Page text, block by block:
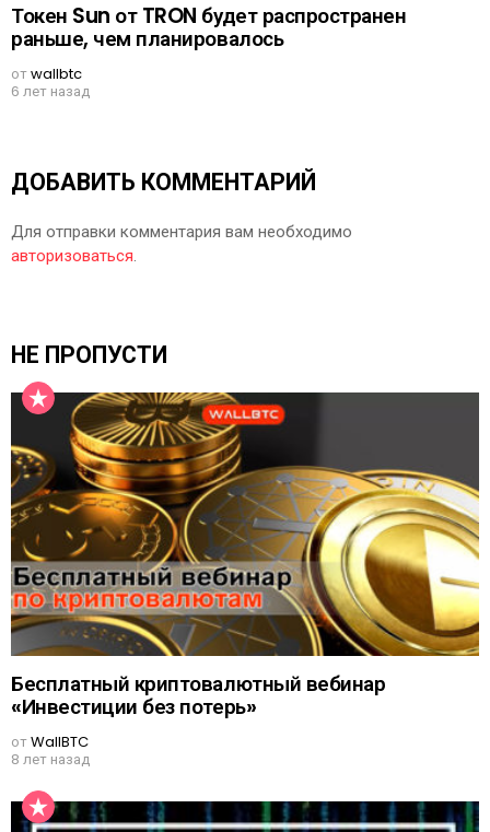
Токен Sun от TRON будет распространен
раньше, чем планировалось
отwallbtc
6 лет назад
ДОБАВИТЬ КОММЕНТАРИЙ
Для отправки комментария вам необходимо
авторизоваться.
НЕ ПРОПУСТИ
Бесплатный криптовалютный вебинар
«Инвестиции без потерь»
отWallBTC
8 лет назад